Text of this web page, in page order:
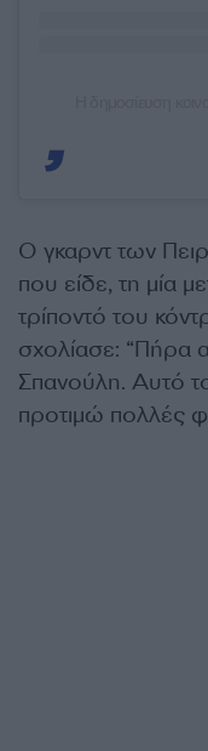
O γκαρντ των
που είδε, τη μία
τρίποντό του
σχολίασε: “Πήρα
Σπανούλη. Αυτό
προτιμώ πολλές